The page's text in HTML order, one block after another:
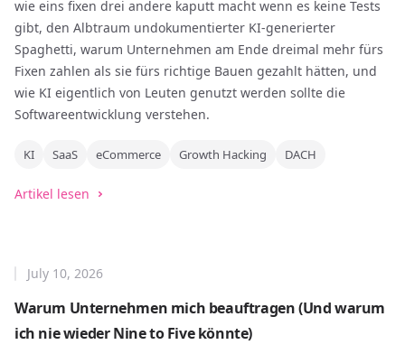
wie eins fixen drei andere kaputt macht wenn es keine Tests
gibt, den Albtraum undokumentierter KI-generierter
Spaghetti, warum Unternehmen am Ende dreimal mehr fürs
Fixen zahlen als sie fürs richtige Bauen gezahlt hätten, und
wie KI eigentlich von Leuten genutzt werden sollte die
Softwareentwicklung verstehen.
KI SaaS eCommerce Growth Hacking DACH
Artikel lesen
Warum Unternehmen mich beauftragen (Und warum
ich nie wieder Nine to Five könnte)
July 10, 2026